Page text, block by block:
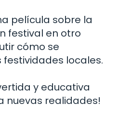
película sobre la
festival en otro
cómo se
locales.
y educativa
nuevas realidades!